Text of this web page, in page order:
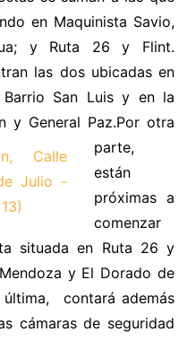
en Maquinista Savio,
y Ruta 26 y Flint.
las dos ubicadas en
San Luis y en la
y General Paz.Por otra
parte,
están
próximas a
comenzar
situada en Ruta 26 y
y El Dorado de
última, contará además
cámaras de seguridad